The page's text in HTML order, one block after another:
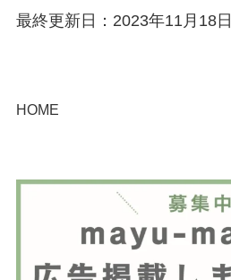
最終更新日：2023年11月18日
HOME